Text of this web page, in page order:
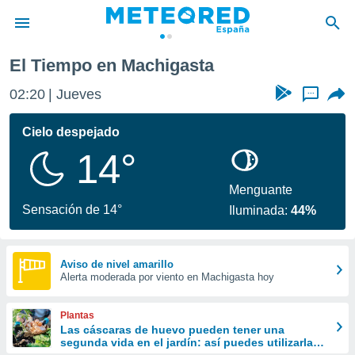
de
por
se
calidad.
a este
las
y
digital
basada
El Tiempo en Machigasta
02:20 Jueves ...
Cielo despejado
14°
Sensación de 14°
Menguante
Iluminada:44%
Aviso de nivel amarillo
Alerta moderada por viento en Machigasta hoy
Plantas
Las cáscaras de huevo pueden tener una
segunda vida en el jardín: así puedes utilizarlas